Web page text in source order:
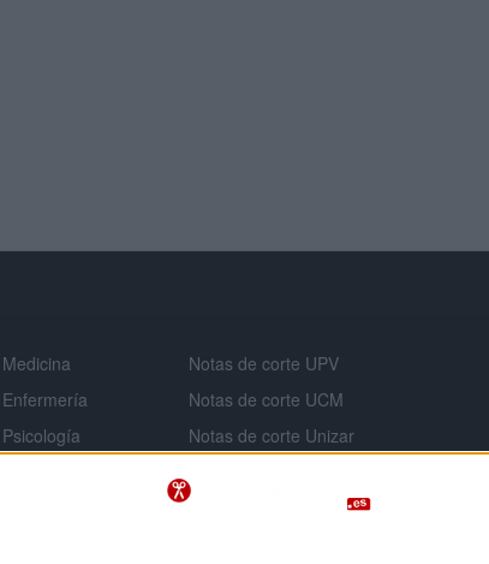
Notas de corte UPV
Notas de corte UCM
Notas de corte Unizar
Notas de corte USAL